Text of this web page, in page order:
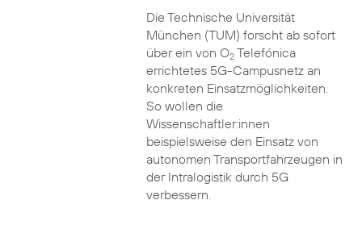
Die Technische Universität
München (TUM) forscht ab sofort
über ein von O2Telefónica
errichtetes 5G-Campusnetz an
konkreten Einsatzmöglichkeiten.
So wollen die
Wissenschaftler:innen
beispielsweise den Einsatz von
autonomen Transportfahrzeugen in
der Intralogistik durch 5G
verbessern.